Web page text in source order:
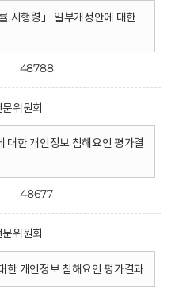
시행령」 일부개정안에 대한
48788
위원회
대한 개인정보 침해요인 평가결
48677
위원회
한 개인정보 침해요인 평가결과